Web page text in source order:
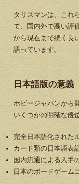
タリスマンは、これ
て、国内外で高い評
から現在まで続く長
語っています。
日本語版の意義
ホビージャパンから
いくつかの明確な優
完全日本語化された
カード類の日本語表
国内流通による入手
日本のボードゲーム